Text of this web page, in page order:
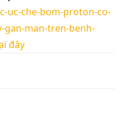
uc-che-bom-proton-co-
gan-man-tren-benh-
đây